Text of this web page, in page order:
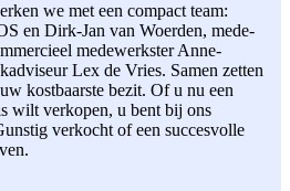
we met een compact team:
en Dirk-Jan van Woerden, mede-
medewerkster Anne-
Lex de Vries. Samen zetten
kostbaarste bezit. Of u nu een
wilt verkopen, u bent bij ons
verkocht of een succesvolle